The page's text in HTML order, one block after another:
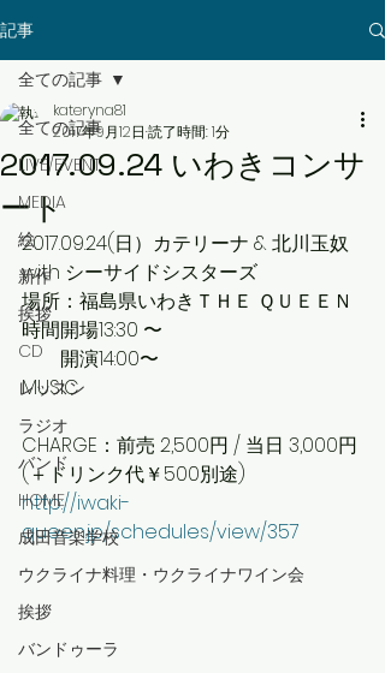
記事
全ての記事
LIVE/EVENT
MEDIA
絵
新作
挨拶
CD
レッスン
ラジオ
バンド
HOME
成田音楽学校
ウクライナ料理・ウクライナワイン会
挨拶
バンドゥーラ
全ての記事
2017.09.24 いわきコンサ
ート
kateryna81
2017年9月12日 読了時間: 1分
2017.09.24(日）カテリーナ & 北川玉奴
with シーサイドシスターズ
場所：福島県いわきＴＨＥ ＱＵＥＥＮ
時間開場13:30 〜
開演14:00〜
MUSIC
CHARGE：前売 2,500円 / 当日 3,000円
(＋ドリンク代￥500別途)
http://iwaki-
queen.jp/schedules/view/357